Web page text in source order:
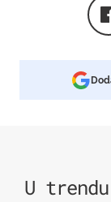
U trendu